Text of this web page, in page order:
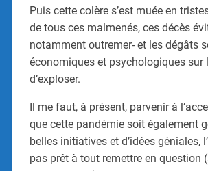
Puis cette colère s’est muée en
de tous ces malmenés, ces décès
notamment outremer- et les dégâts
économiques et psychologiques sur
d’exploser.
Il me faut, à présent, parvenir à
que cette pandémie soit également
belles initiatives et d’idées géniales,
pas prêt à tout remettre en question